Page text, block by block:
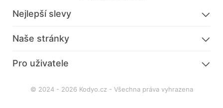
Nejlepší slevy
Naše stránky
Pro uživatele
© 2024 - 2026 Kodyo.cz - Všechna práva vyhrazena